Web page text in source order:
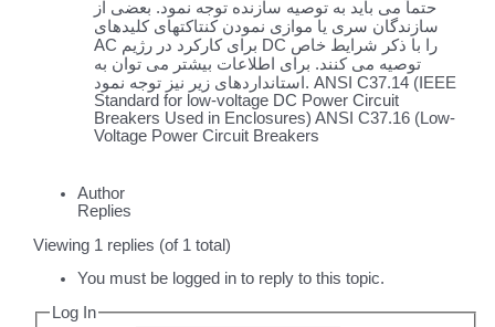
حتماً می باید به توصیه سازنده توجه نمود. بعضی از
سازندگان سری یا موازی نمودن کنتاکتهای کلیدهای
AC برای کارکرد در رژیم DC را با ذکر شرایط خاص
توصیه می کنند. برای اطلاعات بیشتر می توان به
استانداردهای زیر نیز توجه نمود.ANSI C37.14 (IEEE
Standard for low-voltage DC Power Circuit
Breakers Used in Enclosures) ANSI C37.16 (Low-
Voltage Power Circuit Breakers
Author
Replies
Viewing 1 replies (of 1 total)
You must be logged in to reply to this topic.
Log In